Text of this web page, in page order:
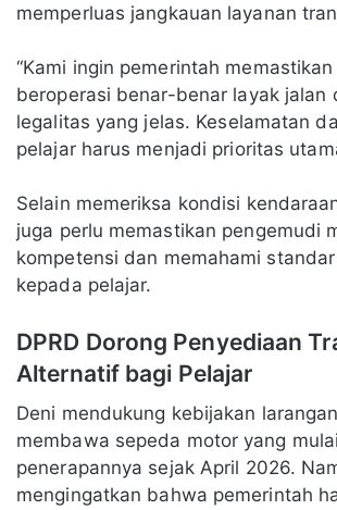
memperluas jangkauan layanan
“Kami ingin pemerintah
beroperasi benar-benar layak jalan
legalitas yang jelas. Keselamatan
pelajar harus menjadi prioritas
Selain memeriksa kondisi
juga perlu memastikan pengemudi
kompetensi dan memahami
kepada pelajar.
DPRD Dorong Penyediaan
Alternatif bagi Pelajar
Deni mendukung kebijakan
membawa sepeda motor yang mulai
penerapannya sejak April 2026.
mengingatkan bahwa pemerintah